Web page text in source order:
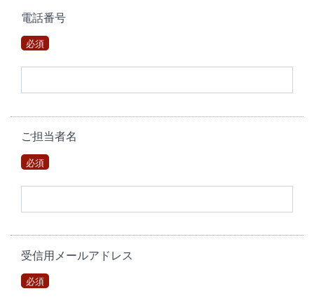
電話番号
必須
ご担当者名
必須
受信用メールアドレス
必須